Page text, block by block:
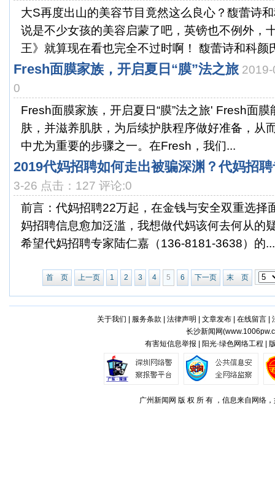
大S再度出山的美容节目竟然这么良心？馥蕾诗
说是不少女孩的美容启蒙了吧，英镑也不例外，
王》就算现在看也完全不过时啊！ 馥蕾诗和科颜
Fresh面膜家族，开启夏日“膜”法之旅
0
Fresh面膜家族，开启夏日“膜”法之旅' Fresh面
肤，并滋养肌肤，为后续护肤程序做好准备，从
中尤为重要的步骤之一。在Fresh，我们...
2019代妈招聘如何走出被骗深渊？代妈招
3-26 点击：127 评论:0
前言：代妈招聘22万起，在金钱与安全双重选择
妈招聘信息愈加泛滥，我想做代妈该何去何从的
希望代妈招聘专家陆仁嘉（136-8181-3638）的...
首 页 上一页 1 2 3 4 5 6 下一页 末 页
关于我们 服务条款 法律声明 文章发布| 在线留言|
长沙新闻网(
有害短信息举报 | 阳光·绿色网络工程 |
广州新闻网 版 权 所 有 ，信息来自网络